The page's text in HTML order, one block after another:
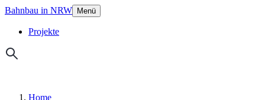
Bahnbau in NRW Menü
Projekte
Home